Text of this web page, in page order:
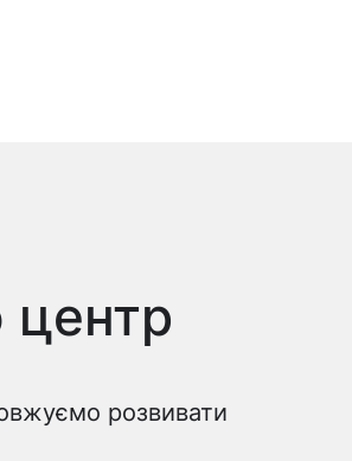
центр
розвивати